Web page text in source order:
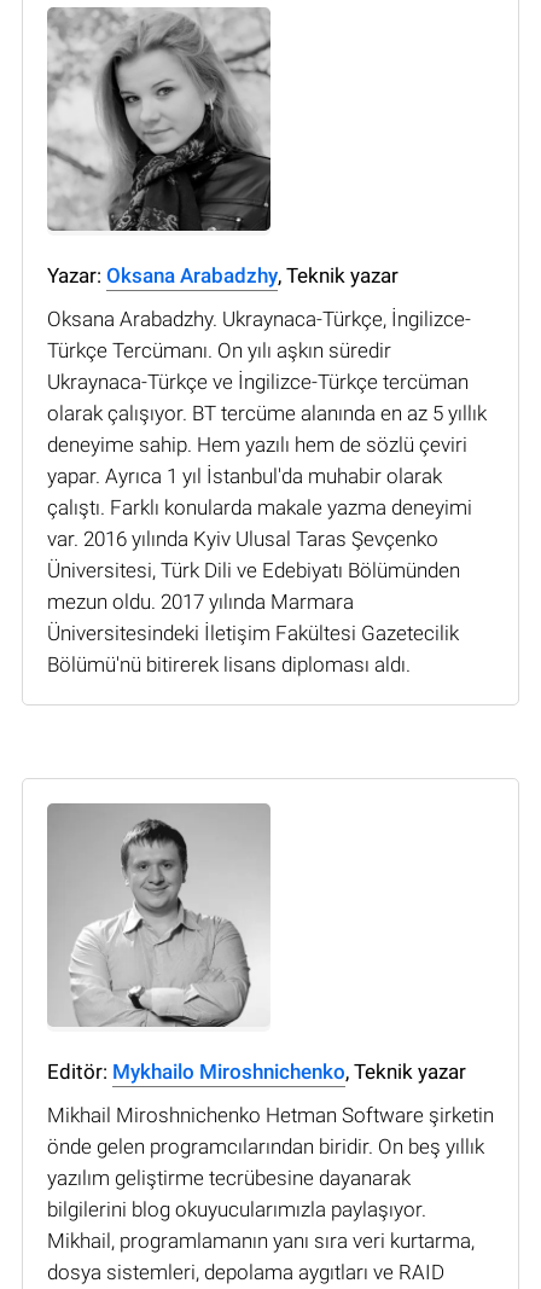
Yazar: Oksana Arabadzhy, Teknik yazar
Oksana Arabadzhy. Ukraynaca-Türkçe, İngilizce-
Türkçe Tercümanı. On yılı aşkın süredir
Ukraynaca-Türkçe ve İngilizce-Türkçe tercüman
olarak çalışıyor. BT tercüme alanında en az 5 yıllık
deneyime sahip. Hem yazılı hem de sözlü çeviri
yapar. Ayrıca 1 yıl İstanbul'da muhabir olarak
çalıştı. Farklı konularda makale yazma deneyimi
var. 2016 yılında Kyiv Ulusal Taras Şevçenko
Üniversitesi, Türk Dili ve Edebiyatı Bölümünden
mezun oldu. 2017 yılında Marmara
Üniversitesindeki İletişim Fakültesi Gazetecilik
Bölümü'nü bitirerek lisans diploması aldı.
Editör: Mykhailo Miroshnichenko, Teknik yazar
Mikhail Miroshnichenko Hetman Software şirketin
önde gelen programcılarından biridir. On beş yıllık
yazılım geliştirme tecrübesine dayanarak
bilgilerini blog okuyucularımızla paylaşıyor.
Mikhail, programlamanın yanı sıra veri kurtarma,
dosya sistemleri, depolama aygıtları ve RAID